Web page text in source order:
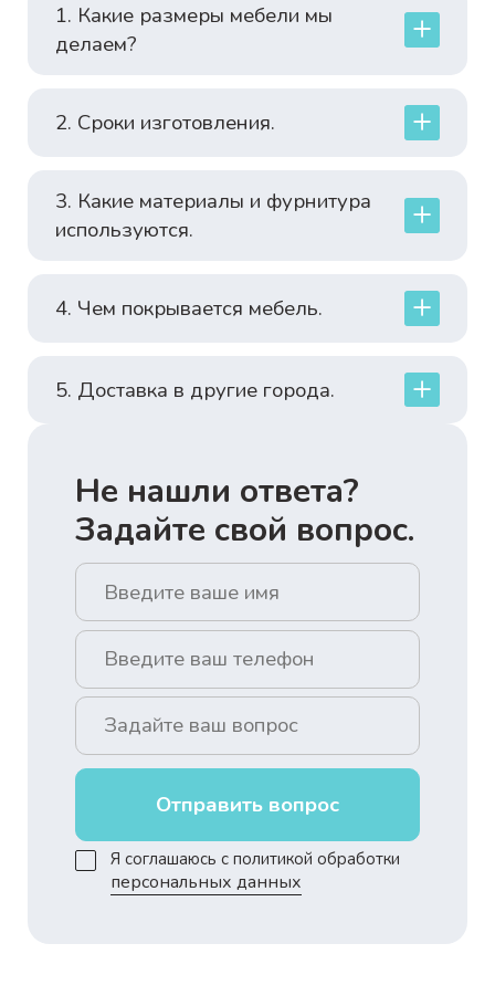
1. Какие размеры мебели мы
делаем?
2. Сроки изготовления.
3. Какие материалы и фурнитура
используются.
4. Чем покрывается мебель.
5. Доставка в другие города.
Не нашли ответа?
Задайте свой вопрос.
Отправить вопрос
Я соглашаюсь с политикой обработки
персональных данных